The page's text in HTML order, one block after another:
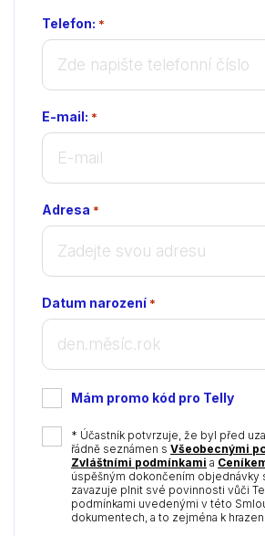
Telefon: *
E-mail: *
Adresa *
Datum narození *
DD
dot
MM
dot
YYYY
Mám promo kód pro Telly
* Účastník potvrzuje, že byl před
řádně seznámen s Všeobecnými
Zvláštními podmínkami a
úspěšným dokončením objednávky
zavazuje plnit své povinnosti vůči
podmínkami uvedenými v této
dokumentech, a to zejména k